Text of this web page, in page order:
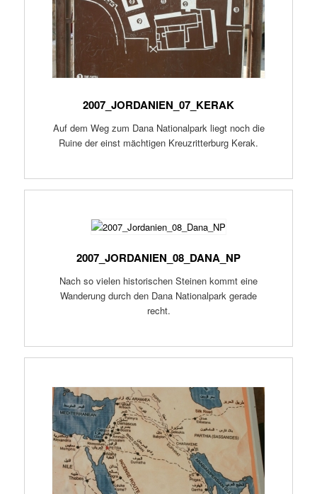
2007_JORDANIEN_07_KERAK
Auf dem Weg zum Dana Nationalpark liegt noch die
Ruine der einst mächtigen Kreuzritterburg Kerak.
2007_JORDANIEN_08_DANA_NP
Nach so vielen historischen Steinen kommt eine
Wanderung durch den Dana Nationalpark gerade
recht.